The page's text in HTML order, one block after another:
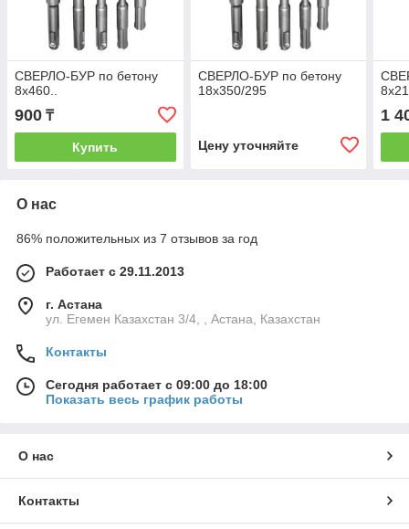
СВЕРЛО-БУР по бетону
8х460..
900 ₸
Купить
СВЕРЛО-БУР по бетону
18х350/295
Цену уточняйте
1
О нас
86% положительных из 7 отзывов за год
Работает с 29.11.2013
г. Астана
ул. Егемен Казахстан 3/4, , Астана, Казахстан
Контакты
Сегодня работает с 09:00 до 18:00
Показать весь график работы
О нас
Контакты